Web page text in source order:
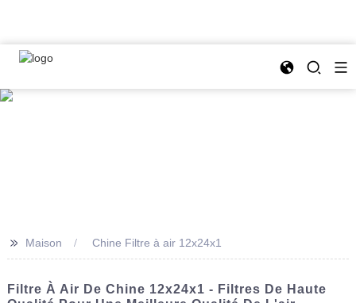
>> Maison Chine Filtre à air 12x24x1
Filtre À Air De Chine 12x24x1 - Filtres De Haute